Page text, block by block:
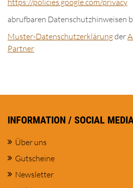
https://policies.google.com/privacy
abrufbaren Datenschutzhinweisen
Muster-Datenschutzerklärungder
Partner
INFORMATION / SOCIAL
Über uns
Gutscheine
Newsletter